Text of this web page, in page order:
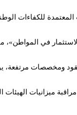
في
ومخصصات
ميزانيات الهيئات